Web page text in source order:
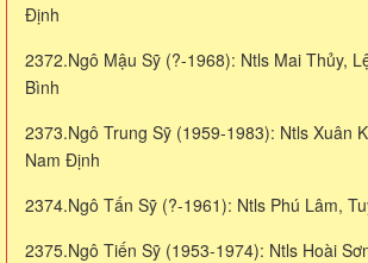
Định
2372.Ngô Mậu Sỹ (?-1968): Ntls Mai Thủy,
Bình
2373.Ngô Trung Sỹ (1959-1983): Ntls Xuân
Nam Định
2374.Ngô Tấn Sỹ (?-1961): Ntls Phú Lâm,
2375.Ngô Tiến Sỹ (1953-1974): Ntls Hoài